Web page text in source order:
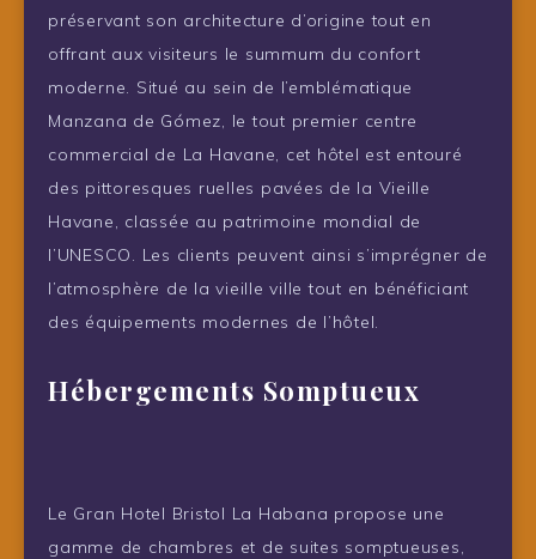
préservant son architecture d’origine tout en
offrant aux visiteurs le summum du confort
moderne. Situé au sein de l’emblématique
Manzana de Gómez, le tout premier centre
commercial de La Havane, cet hôtel est entouré
des pittoresques ruelles pavées de la Vieille
Havane, classée au patrimoine mondial de
l’UNESCO. Les clients peuvent ainsi s’imprégner de
l’atmosphère de la vieille ville tout en bénéficiant
des équipements modernes de l’hôtel.
Hébergements Somptueux
Le Gran Hotel Bristol La Habana propose une
gamme de chambres et de suites somptueuses,